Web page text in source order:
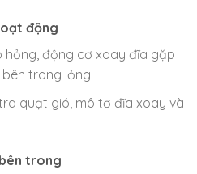
động
hỏng, động cơ xoay đĩa gặp
trong lỏng.
quạt gió, mô tơ đĩa xoay và
trong